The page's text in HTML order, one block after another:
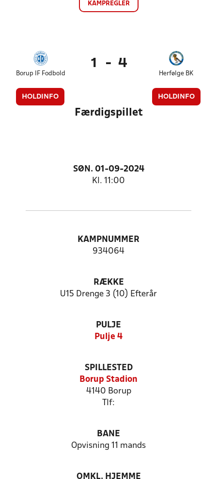
KAMPREGLER
Borup IF Fodbold
HOLDINFO
1 - 4
Herfølge BK
HOLDINFO
Færdigspillet
SØN. 01-09-2024
Kl. 11:00
KAMPNUMMER
934064
RÆKKE
U15 Drenge 3 (10) Efterår
PULJE
Pulje 4
SPILLESTED
Borup Stadion
4140 Borup
Tlf:
BANE
Opvisning 11 mands
OMKL. HJEMME